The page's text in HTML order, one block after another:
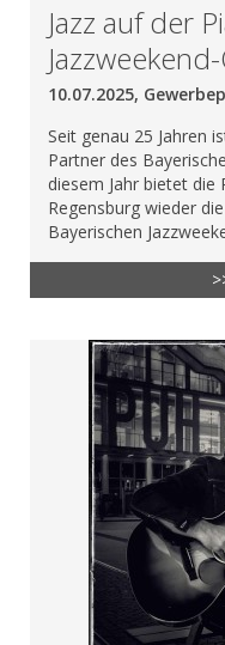
Jazz auf der
10.07.2025,
Seit genau 25 Jahren
Partner des
diesem Jahr bietet die
Regensburg wieder
Bayerischen